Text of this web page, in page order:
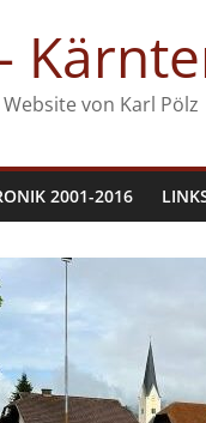
von Karl Pölz
2001-2016